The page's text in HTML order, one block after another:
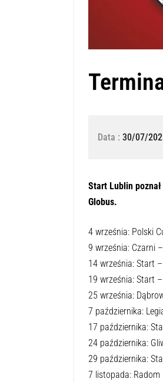
Data : 30/07/
Start Lublin
Globus.
4 września: Polski
9 września: Czarni
14 września: Start
19 września: Start
25 września:
7 października:
17 października:
24 października:
29 października:
7 listopada: